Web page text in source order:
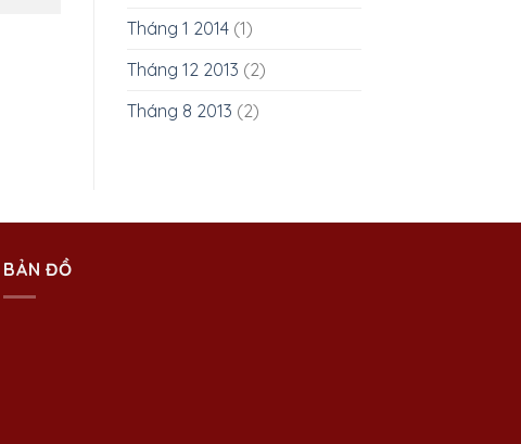
Tháng 1 2014(1)
Tháng 12 2013 (2)
Tháng 8 2013 (2)
BẢN ĐỒ